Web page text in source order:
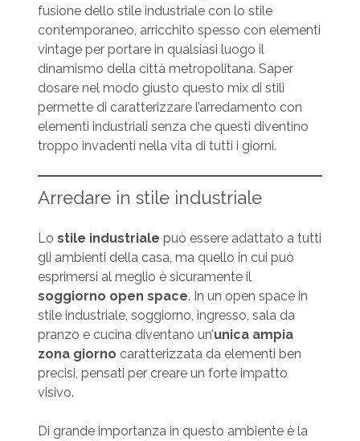
fusione dello stile industriale con lo stile
contemporaneo, arricchito spesso con elementi
vintage per portare in qualsiasi luogo il
dinamismo della città metropolitana. Saper
dosare nel modo giusto questo mix di stili
permette di caratterizzare l’arredamento con
elementi industriali senza che questi diventino
troppo invadenti nella vita di tutti i giorni.
Arredare in stile industriale
Lo stile industriale può essere adattato a tutti
gli ambienti della casa, ma quello in cui può
esprimersi al meglio è sicuramente il
soggiorno open space. In un open space in
stile industriale, soggiorno, ingresso, sala da
pranzo e cucina diventano un’unica ampia
zona giorno caratterizzata da elementi ben
precisi, pensati per creare un forte impatto
visivo.
Di grande importanza in questo ambiente è la